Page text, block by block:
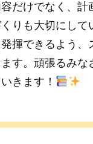
だけでなく、計
りも大切にして
発揮できるよう、
す。頑張るみな
きます！